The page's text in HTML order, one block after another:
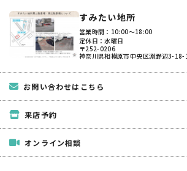
すみたい地所
営業時間：10:00〜18:00
定休日：水曜日
〒252-0206
神奈川県相模原市中央区淵野辺3-
お問い合わせはこちら
来店予約
オンライン相談